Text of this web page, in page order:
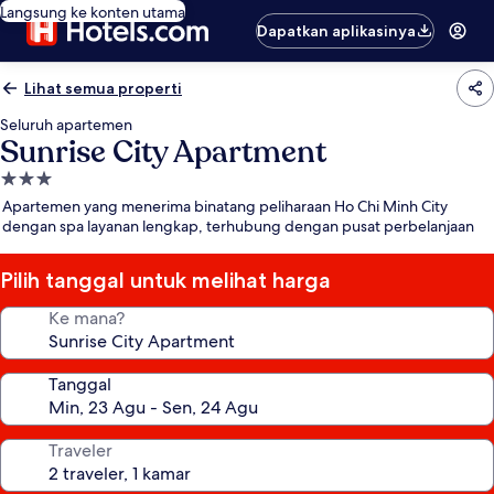
Langsung ke konten utama
Dapatkan aplikasinya
Lihat semua properti
Seluruh apartemen
Sunrise City Apartment
Properti
bintang
3.0
Apartemen yang menerima binatang peliharaan Ho Chi Minh City
dengan spa layanan lengkap, terhubung dengan pusat perbelanjaan
Pilih tanggal untuk melihat harga
Ke mana?
Tanggal
Traveler